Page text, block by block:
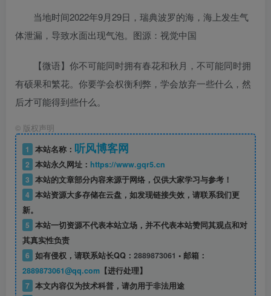
当地时间2022年9月29日，瑞典波罗的海，海上发生气
体泄漏，导致水面出现气泡。图源：视觉中国
【微语】你不可能同时拥有春花和秋月，不可能同时拥
有硕果和繁花。你要学会权衡利弊，学会放弃一些什么，然
后才可能得到些什么。
© 版权声明
1
本站名称： 听风博客网
2 本站永久网址： https://www.gqr5.cn
3 本站的文章部分内容来源于网络，仅供大家学习与参考！
4 本站资源大多存储在云盘，如发现链接失效，请联系我们更
新。
5 本站一切资源不代表本站立场，并不代表本站赞同其观点和对
其真实性负责
6 如有侵权，请联系站长QQ： 2889873061 • 邮箱：
2889873061@qq.com【进行处理】
7 本文内容仅为技术科普，请勿用于非法用途